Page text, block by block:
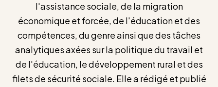
l'assistance sociale, de la migration
économique et forcée, de l'éducation et des
compétences, du genre ainsi que des tâches
analytiques axées sur la politique du travail et
de l'éducation, le développement rural et des
filets de sécurité sociale. Elle a rédigé et publié